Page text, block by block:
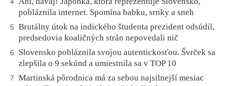
4
pobláznila internet. Spomína babku, srnky a sneh
5
Brutálny útok na indického študenta prezident odsúdil,
predsedovia koaličných strán nepovedali nič
6
Slovensko pobláznila svojou autentickosťou. Švrček sa
zlepšila o 9 sekúnd a umiestnila sa v TOP 10
7
Martinská pôrodnica má za sebou najsilnejší mesiac